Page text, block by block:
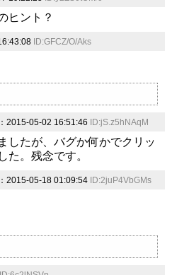
ヒント？
ID:GFCZ/O/Aks
：2015-05-02 16:51:46 ID:jS.z5hNAqM
したが、バグか何かでクリッ
た。残念です。
：2015-05-18 01:09:54 ID:2juP4VbGMs